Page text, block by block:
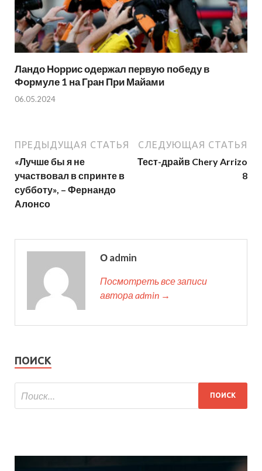
Ландо Норрис одержал первую победу в
Формуле 1 на Гран При Майами
06.05.2024
ПРЕДЫДУЩАЯ СТАТЬЯ
«Лучше бы я не
участвовал в спринте в
субботу», – Фернандо
Алонсо
СЛЕДУЮЩАЯ СТАТЬЯ
Тест-драйв Chery Arrizo
8
О admin
Посмотреть все записи
автора admin →
ПОИСК